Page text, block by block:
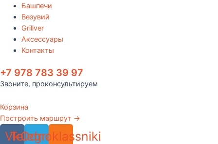
Башпечи
Везувий
Grillver
Аксессуары
Контакты
+7 978 783 39 97
Звоните, проконсультируем
Корзина
Построить маршрут →
Vk
Telegram
Odnoklassniki